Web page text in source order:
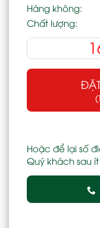
Hàng không:
Chất lượng:
Hoặc để lại số
Quý khách sau